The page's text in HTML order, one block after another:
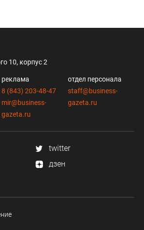
10, корпус 2
реклама
8 (843) 203-48-47
mir@business-
gazeta.ru
отдел персонала
staff@business-
gazeta.ru
twitter
дзен